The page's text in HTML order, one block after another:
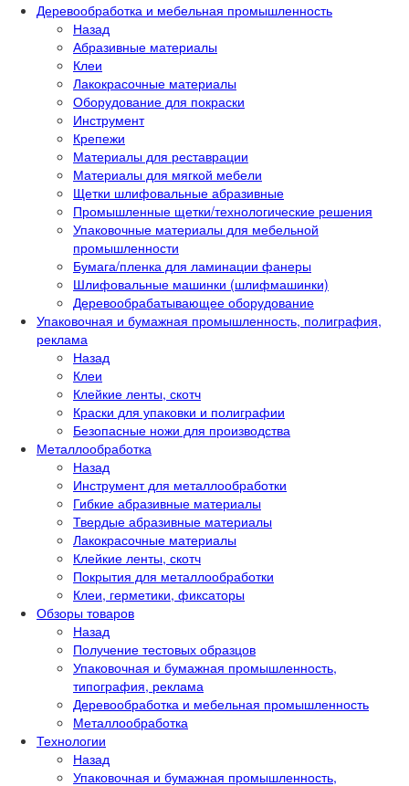
Деревообработка и мебельная промышленность
Назад
Абразивные материалы
Клеи
Лакокрасочные материалы
Оборудование для покраски
Инструмент
Крепежи
Материалы для реставрации
Материалы для мягкой мебели
Щетки шлифовальные абразивные
Промышленные щетки/технологические решения
Упаковочные материалы для мебельной
промышленности
Бумага/пленка для ламинации фанеры
Шлифовальные машинки (шлифмашинки)
Деревообрабатывающее оборудование
Упаковочная и бумажная промышленность, полиграфия,
реклама
Назад
Клеи
Клейкие ленты, скотч
Краски для упаковки и полиграфии
Безопасные ножи для производства
Металлообработка
Назад
Инструмент для металлообработки
Гибкие абразивные материалы
Твердые абразивные материалы
Лакокрасочные материалы
Клейкие ленты, скотч
Покрытия для металлообработки
Клеи, герметики, фиксаторы
Обзоры товаров
Назад
Получение тестовых образцов
Упаковочная и бумажная промышленность,
типография, реклама
Деревообработка и мебельная промышленность
Металлообработка
Технологии
Назад
Упаковочная и бумажная промышленность,